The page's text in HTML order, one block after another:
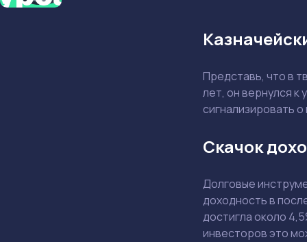
Представь, что в
лет, он вернулся к
сигнализировать
Скачок
Долговые
доходность в
достигла около
инвесторов это